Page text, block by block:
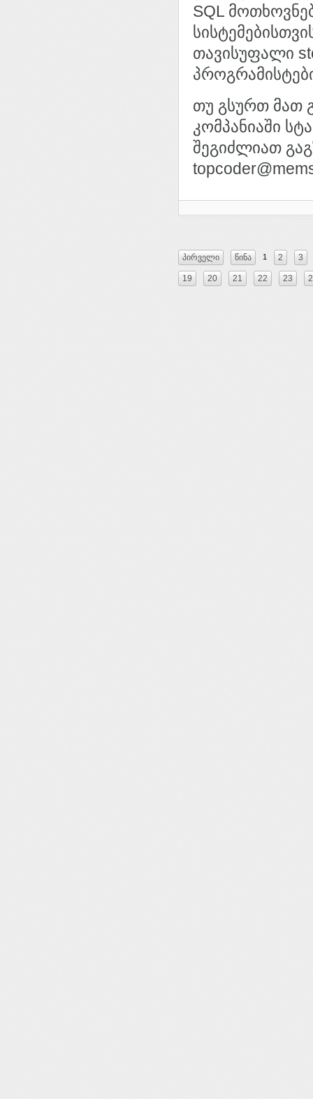
SQL
თავისუფალი
თუ გსურთ მათ
კომპანიაში
შეგიძლიათ
პირველი წინა 1 2 3
19 20 21 22 23